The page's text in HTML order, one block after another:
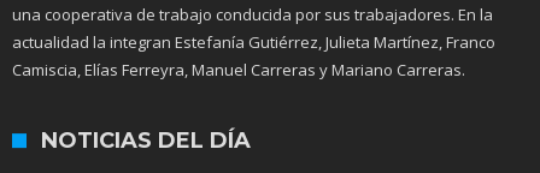
una cooperativa de trabajo conducida por sus trabajadores. En la
actualidad la integran Estefanía Gutiérrez, Julieta Martínez, Franco
Camiscia, Elías Ferreyra, Manuel Carreras y Mariano Carreras.
NOTICIAS DEL DÍA